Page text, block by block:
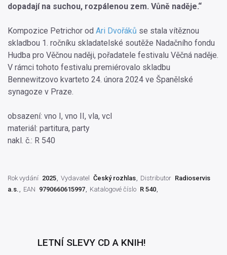
dopadají na suchou, rozpálenou zem. Vůně naděje.“
Kompozice Petrichor od Ari Dvořáků se stala vítěznou
skladbou 1. ročníku skladatelské soutěže Nadačního fondu
Hudba pro Věčnou naději, pořadatele festivalu Věčná naděje.
V rámci tohoto festivalu premiérovalo skladbu
Bennewitzovo kvarteto 24. února 2024 ve Španělské
synagoze v Praze.
obsazení: vno I, vno II, vla, vcl
materiál: partitura, party
nakl. č.: R 540
Rok vydání 2025 Vydavatel Český rozhlas Distributor Radioservis
a.s.
EAN 9790660615997 Katalogové číslo R 540
LETNÍ SLEVY CD A KNIH!